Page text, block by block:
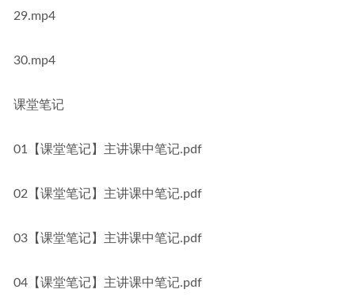
29.mp4
30.mp4
课堂笔记
01【课堂笔记】主讲课中笔记.pdf
02【课堂笔记】主讲课中笔记.pdf
03【课堂笔记】主讲课中笔记.pdf
04【课堂笔记】主讲课中笔记.pdf